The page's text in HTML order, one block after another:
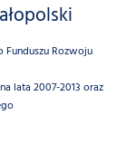
Rozwoju
lata 2007-2013 oraz